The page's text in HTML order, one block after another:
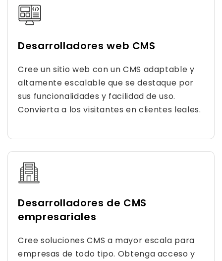
Desarrolladores web CMS
Cree un sitio web con un CMS adaptable y
altamente escalable que se destaque por
sus funcionalidades y facilidad de uso.
Convierta a los visitantes en clientes leales.
Desarrolladores de CMS
empresariales
Cree soluciones CMS a mayor escala para
empresas de todo tipo. Obtenga acceso y